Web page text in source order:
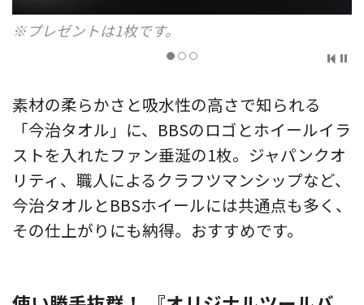
表面はホワイト
素材の柔らかさと吸水性の高さで知られる
「今治タオル」に、BBSのロゴとホイールイラ
ストを入れたファン垂涎の1枚。ジャパンクオ
リティ、職人によるクラフツマンシップなど、
今治タオルとBBSホイールには共通点も多く、
その仕上がりにも納得。おすすめです。